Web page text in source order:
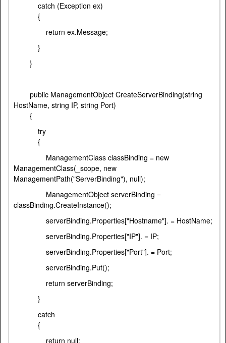
catch (Exception ex)
{
return ex.Message;
}
}
public ManagementObject CreateServerBinding(string
HostName, string IP, string Port)
{
try
{
ManagementClass classBinding = new
ManagementClass(_scope, new
ManagementPath("ServerBinding"), null);
ManagementObject serverBinding =
classBinding.CreateInstance();
serverBinding.Properties["Hostname"]. = HostName;
serverBinding.Properties["IP"]. = IP;
serverBinding.Properties["Port"]. = Port;
serverBinding.Put();
return serverBinding;
}
catch
{
return null;